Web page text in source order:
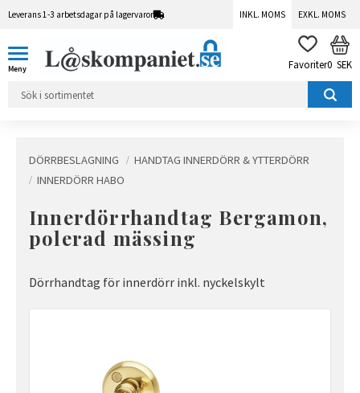
Leverans 1-3 arbetsdagar på lagervaror INKL. MOMS EXKL. MOMS
FAVORITER
0 SEK
DÖRRBESLAGNING
HANDTAG INNERDÖRR & YTTERDÖRR
INNERDÖRR HABO
Innerdörrhandtag Bergamon,
polerad mässing
Dörrhandtag för innerdörr inkl. nyckelskylt